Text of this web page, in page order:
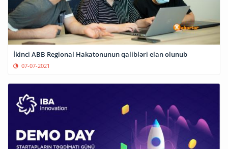
İkinci ABB Regional Hakatonunun qalibləri elan olunub
07-07-2021